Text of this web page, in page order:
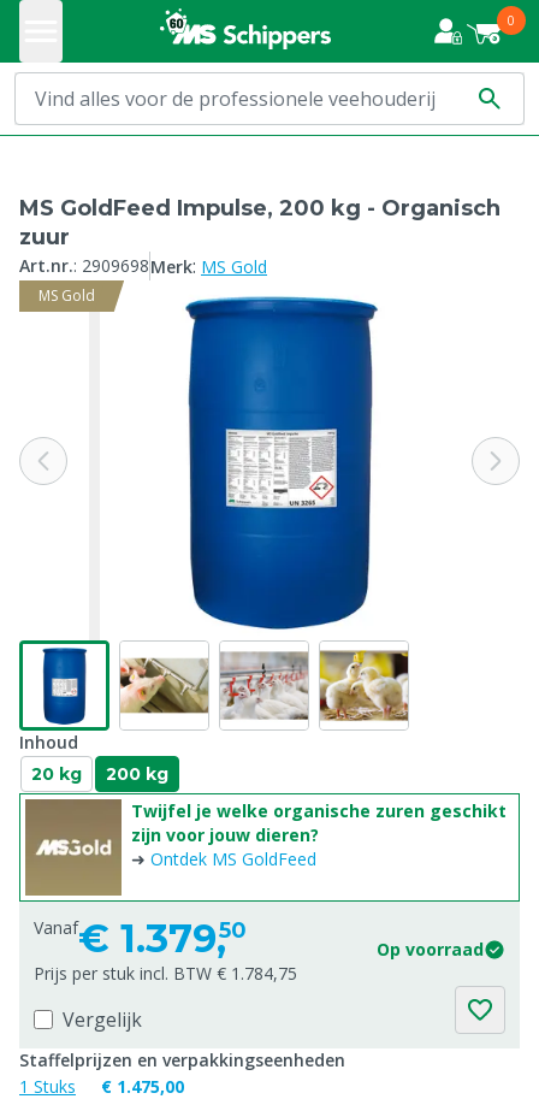
0
MS GoldFeed Impulse, 200 kg - Organisch
zuur
Art.nr.: 2909698Merk: MS Gold
MS Gold
Inhoud
20 kg 200 kg
Twijfel je welke organische zuren geschikt
zijn voor jouw dieren?
➜ Ontdek MS GoldFeed
Vanaf€ 1.379,50
Op voorraad
Prijs per stuk incl. BTW € 1.784,75
Vergelijk
Staffelprijzen en verpakkingseenheden
1 Stuks
€ 1.475,00